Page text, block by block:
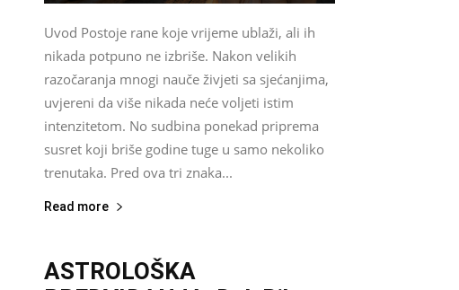
Uvod Postoje rane koje vrijeme ublaži, ali ih
nikada potpuno ne izbriše. Nakon velikih
razočaranja mnogi nauče živjeti sa sjećanjima,
uvjereni da više nikada neće voljeti istim
intenzitetom. No sudbina ponekad priprema
susret koji briše godine tuge u samo nekoliko
trenutaka. Pred ova tri znaka...
Read more
ASTROLOŠKA